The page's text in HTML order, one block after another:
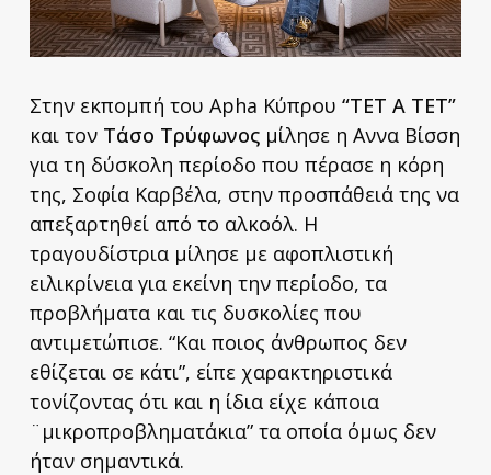
Στην εκπομπή του Apha Κύπρου “ΤΕΤ Α ΤΕΤ”
και τον Τάσο Τρύφωνοςμίλησε η Αννα Βίσση
για τη δύσκολη περίοδο που πέρασε η κόρη
της, Σοφία Καρβέλα, στην προσπάθειά της να
απεξαρτηθεί από το αλκοόλ. Η
τραγουδίστρια μίλησε με αφοπλιστική
ειλικρίνεια για εκείνη την περίοδο, τα
προβλήματα και τις δυσκολίες που
αντιμετώπισε. “Και ποιος άνθρωπος δεν
εθίζεται σε κάτι”, είπε χαρακτηριστικά
τονίζοντας ότι και η ίδια είχε κάποια
¨μικροπροβληματάκια” τα οποία όμως δεν
ήταν σημαντικά.